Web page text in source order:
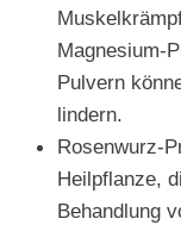
Magnesium-
Pulvern
lindern.
Rosenwurz-
Heilpflanze,
Behandlung